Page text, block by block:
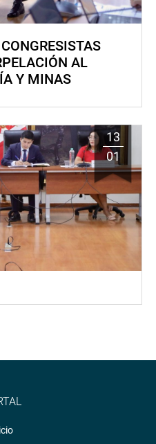
AL
Y MINAS
13
01